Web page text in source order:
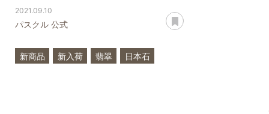
2021.09.10
パスクル 公式
新商品 新入荷 翡翠
日本石